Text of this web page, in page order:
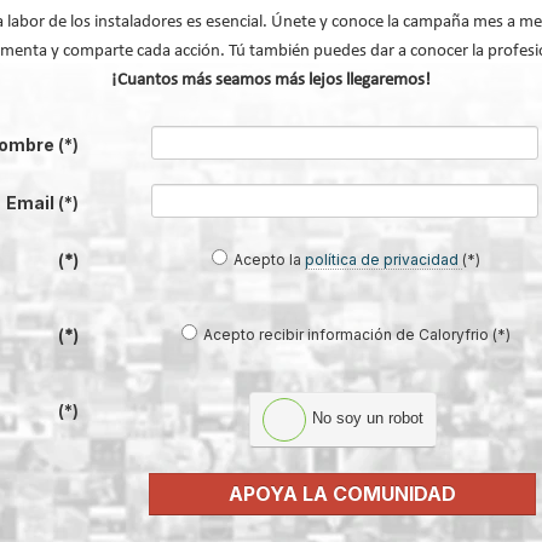
grupos electrógenos en una
Caso de éxito - Sistema de
aguas residuales en un hotel de
labor de los instaladores es esencial. Únete y conoce la campaña mes a
y comparte cada acción. Tú también puedes dar a conocer la
¡Cuantos más seamos más lejos llegaremos!
(*)
Email (*)
(*) Acepto lapolítica de privacidad (*)
(*) Acepto recibir información de Caloryfrio (*)
(*) No soy un robot
APOYA LA COMUNIDAD